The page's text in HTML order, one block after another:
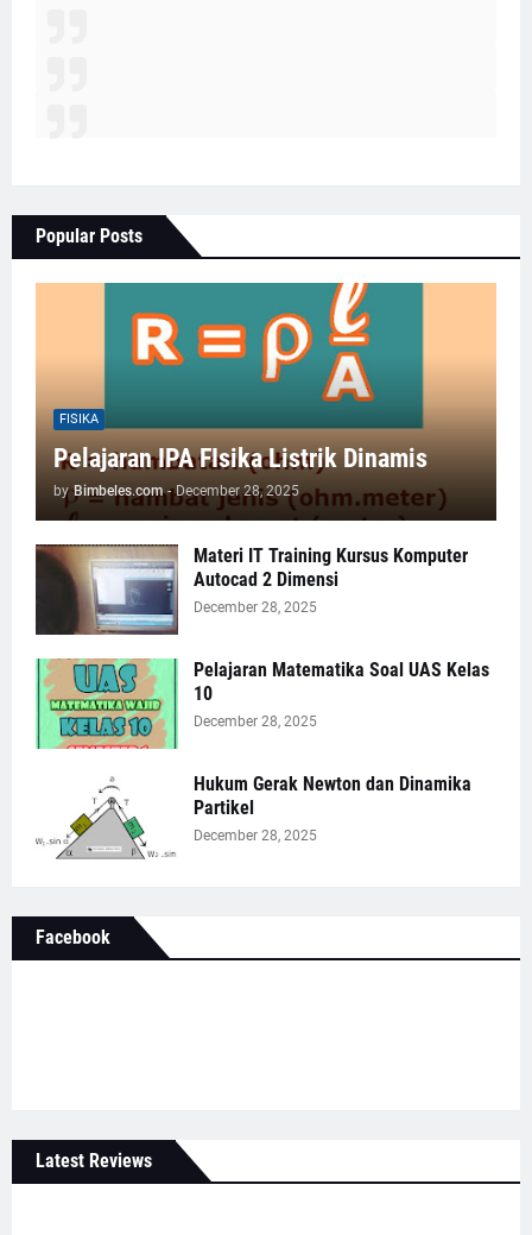
Popular Posts
FISIKA
Pelajaran IPA FIsika Listrik Dinamis
by Bimbeles.com - December 28, 2025
Materi IT Training Kursus Komputer
Autocad 2 Dimensi
December 28, 2025
Pelajaran Matematika Soal UAS Kelas
10
December 28, 2025
Hukum Gerak Newton dan Dinamika
Partikel
December 28, 2025
Facebook
Latest Reviews